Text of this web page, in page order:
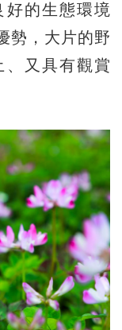
好的生態環境
勢，大片的野
又具有觀賞